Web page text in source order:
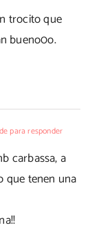
trocito que
bueno0o.
para responder
carbassa, a
que tenen una